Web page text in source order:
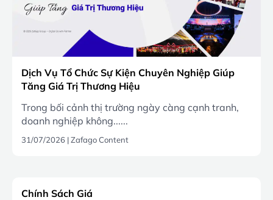
Dịch Vụ Tổ Chức Sự Kiện Chuyên Nghiệp Giúp
Tăng Giá Trị Thương Hiệu
Trong bối cảnh thị trường ngày càng cạnh tranh,
doanh nghiệp không......
31/07/2026 |Zafago Content
Chính Sách Giá